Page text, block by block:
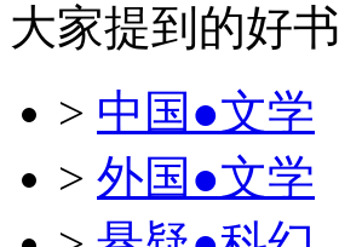
大家提到的好书
> 中国●文学
> 外国●文学